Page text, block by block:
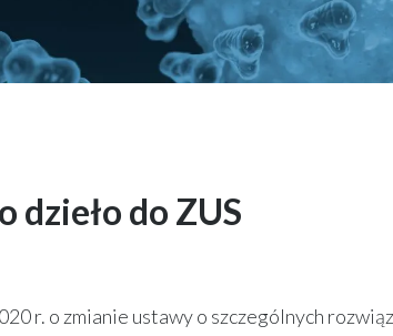
dzieło do ZUS
r. o zmianie ustawy o szczególnych